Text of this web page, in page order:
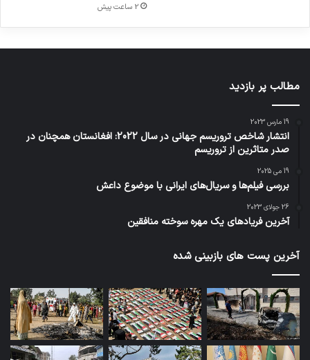
2 ساعت پیش
مطالب پر بازدید
19 مارس 2023
انتشار شاخص تروریسم جهانی در سال 2022: افغانستان همچنان در
صدر متاثرین از تروریسم
19 می 2025
بررسی فیلم‌ها و سریال‌های ایرانی با موضوع داعش
26 جولای 2023
آخرین فریادهای یک مهره سوخته منافقین
آخرین پست های بازبینی شده